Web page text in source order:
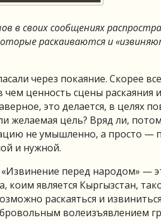
в своих сообщениях
раскаиваются и
через покаяние. Скорее
ценность сцены раскаяния
это делается, в целях
желаемая цель? Вряд ли,
не умышленно, а просто —
и нужной.
перед народом» —
коим является Кыргызстан,
раскаяться и
волеизъявлением